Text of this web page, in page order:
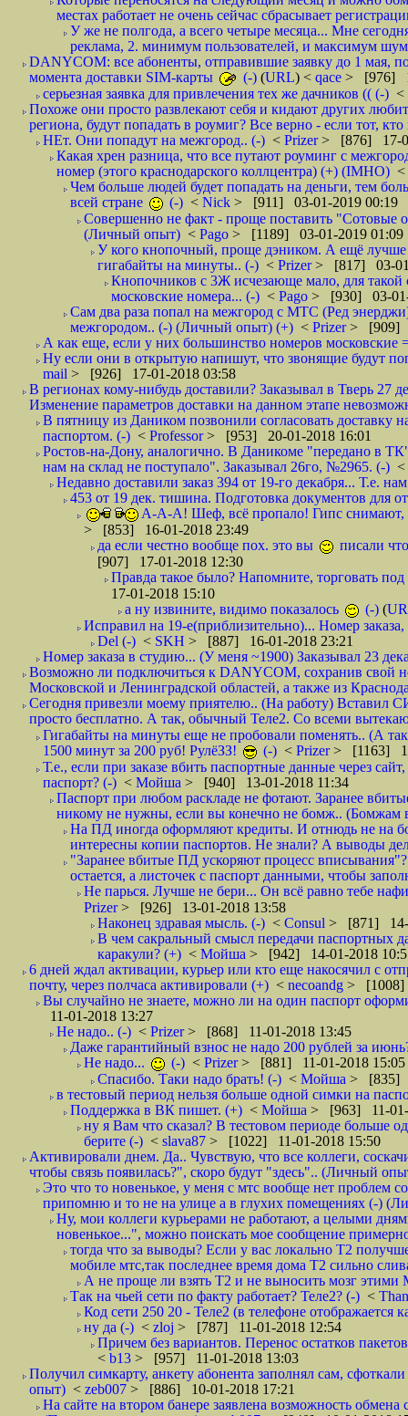
местах работает не очень сейчас сбрасывает
У же не полгода, а всего четыре месяца... Мне
реклама, 2. минимум пользователей, и максимум
DANYCOM: все абоненты, отправившие заявку до 1 мая,
момента доставки SIM-карты
(-) (URL) < qace > [976]
серьезная заявка для привлечения тех же дачников (( (-) <
Похоже они просто развлекают себя и кидают других
региона, будут попадать в роумиг? Все верно - если тот,
НЕт. Они попадут на межгород.. (-) < Prizer> [876] 17-
Какая хрен разница, что все путают роуминг с
номер (этого краснодарского коллцентра) (+) (IMHO) <
Чем больше людей будет попадать на деньги, тем
всей стране
(-) < Nick > [911] 03-01-2019 00:19
Совершенно не факт - проще поставить "Сотовые
(Личный опыт) < Pago > [1189] 03-01-2019 01:09
У кого кнопочный, проще дэником. А ещё лучше
гигабайты на минуты.. (-) < Prizer> [817] 03-
Кнопочников с 3Ж исчезающе мало, для такой
московские номера... (-) < Pago > [930] 03-01-
Сам два раза попал на межгород с МТС (Ред
межгородом.. (-) (Личный опыт) (+) < Prizer> [909]
А как еще, если у них большинство номеров московские
Ну если они в открытую напишут, что звонящие будут
mail > [926] 17-01-2018 03:58
В регионах кому-нибудь доставили? Заказывал в Тверь 27
Изменение параметров доставки на данном этапе
В пятницу из Даником позвонили согласовать доставку
паспортом. (-) < Professor> [953] 20-01-2018 16:01
Ростов-на-Дону, аналогично. В Даникоме "передано в
нам на склад не поступало". Заказывал 26го, №2965. (-) <
Недавно доставили заказ 394 от 19-го декабря... Т.е.
453 от 19 дек. тишина. Подготовка документов для
А-А-А! Шеф, всё пропало! Гипс снимают,
> [853] 16-01-2018 23:49
да если честно вообще пох. это вы
писали
[907] 17-01-2018 12:30
Правда такое было? Напомните, торговать
17-01-2018 15:10
а ну извините, видимо показалось
(-) (
Исправил на 19-е(приблизительно)... Номер
Del (-) < SKH > [887] 16-01-2018 23:21
Номер заказа в студию... (У меня ~1900) Заказывал 23
Возможно ли подключиться к DANYCOM, сохранив свой
Московской и Ленинградской областей, а также из
Сегодня привезли моему приятелю.. (На работу) Вставил
просто бесплатно. А так, обычный Теле2. Со всеми
Гигабайты на минуты еще не пробовали поменять.. (А
1500 минут за 200 руб! РулёЗЗ!
(-) < Prizer> [1163]
Т.е., если при заказе вбить паспортные данные через
паспорт? (-) < Мойша > [940] 13-01-2018 11:34
Паспорт при любом раскладе не фотают. Заранее
никому не нужны, если вы конечно не бомж.. (Бомжам
На ПД иногда оформляют кредиты. И отнюдь не на
интересны копии паспортов. Не знали? А выводы
"Заранее вбитые ПД ускоряют процесс
остается, а листочек с паспорт данными, чтобы
Не парься. Лучше не бери... Он всё равно тебе
Prizer> [926] 13-01-2018 13:58
Наконец здравая мысль. (-) < Consul > [871] 14-
В чем сакральный смысл передачи паспортных
каракули? (+) < Мойша > [942] 14-01-2018
6 дней ждал активации, курьер или кто еще накосячил с
почту, через полчаса активировали (+) < necoandg > [1008]
Вы случайно не знаете, можно ли на один паспорт
11-01-2018 13:27
Не надо.. (-) < Prizer> [868] 11-01-2018 13:45
Даже гарантийный взнос не надо 200 рублей за
Не надо...
(-) < Prizer> [881] 11-01-2018 15:05
Спасибо. Таки надо брать! (-) < Мойша > [835]
в тестовый период нельзя больше одной симки на
Поддержка в ВК пишет. (+) < Мойша > [963] 11-01-
ну я Вам что сказал? В тестовом периоде больше
берите (-) < slava87 > [1022] 11-01-2018 15:50
Активировали днем. Да.. Чувствую, что все коллеги,
чтобы связь появилась?", скоро будут "здесь".. (Личный
Это что то новенькое, у меня с мтс вообще нет проблем
припомню и то не на улице а в глухих помещениях (-)
Ну, мои коллеги курьерами не работают, а целыми
новенькое...", можно поискать мое сообщение
тогда что за выводы? Если у вас локально Т2
мобиле мтс,так последнее время дома Т2 сильно
А не проще ли взять Т2 и не выносить мозг
Так на чьей сети по факту работает? Теле2? (-) <
Код сети 250 20 - Теле2 (в телефоне отображается
ну да (-) < zloj > [787] 11-01-2018 12:54
Причем без вариантов. Перенос остатков
< b13 > [957] 11-01-2018 13:03
Получил симкарту, анкету абонента заполнял сам,
опыт) < zeb007 > [886] 10-01-2018 17:21
На сайте на втором банере заявлена возможность